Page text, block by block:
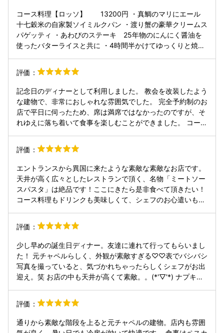
コース料理【ロッソ】 13200円 ・真鯛のマリにエール
十七穀米の自家製ソイミルクパン ・渡り蟹の豪華クリームス
パゲッティ ・あわびのステーキ 25年物のにんにく醤油を
使ったバターライスと共に ・4時間半かけてゆっくりと焼い
ンドの巾着焼き アイスクリーム添え ・コーヒー または、
紅茶 小町通りはとても賑やかでしたが、すこし小道を入った
場所なので、静かで隠れ家的な雰囲気です。 入り口を入ると
お庭があり、とても素敵な空間です。 チャペルを改装したお
店ですが、内装はリゾートのようで華やかですが落ち着いた
雰囲気のお店です。 ドレスコードはカジュアルフォーマルな
ので、普段よりもお洒落をして行きましたが、肩肘張らずに
利用させて頂いたので、贅沢にコース料理にしましたが、ラ
た、はじめてのコース料理プランと言うマナーを学びながら
食事を楽しめるプラン等もあるようです。 記念日ということ
だからか、誕生日プレートとの写真意外に、お店の前や入り
口で写真を撮って下さいました。利用した時間がたまたま自
分たちだけだってのですが、嬉しいです気使いに良い日を過
ごすことができました。
評価：
記念日のディナーとして利用しました。 教会を改装したよう
な建物で、非常におしゃれな雰囲気でした。 完全予約制のお
店で平日に伺ったため、席は満席ではなかったのですが、そ
れゆえに落ち着いて食事を楽しむことができました。 コース
パゲッティは絶品でした。 また、アニバーサリーケーキは見
た目も味もボリュームも素晴らしかったです。 記念日と事前
にお伝えしていたので、席だけでなく、店舗の外のおしゃれ
な空間でも写真を撮影してくださり、店主さんの気遣いも感
じました。 味はもちろんのこと、お店を営まれているご夫
婦？の接客が素晴らしく、鎌倉に行った際にはまた利用した
評価：
エントランスから異国に来たような素敵な素敵なお店です。
天井が高く広々としたレストランで頂く、名物「ミートソー
スパスタ」は絶品です！ここにきたら是非食べて頂きたい！
コース料理もドリンクも美味しくて、シェフのお心遣いも温
クアウトメニューもあるので、 パスタソースなど自宅でもこ
の味をたのしめるのが楽しみの一つです。 コース料理以外も
ある時も。 恋しくなるお店。また友人誘って行きます！
評価：
少し早めの誕生日ディナー。友達に連れて行ってもらいまし
た！ 元チャペルらしく、外観が素敵すぎる♡♡表でバシバシ
写真を撮っていると、気づかれちゃったらしくシェフがお出
迎え。笑 お店の中も天井が高くて素敵。。(*'▽'*) ナプキン
るらしく、終始貸切の付きっきり。なんて優雅な時間なの♡
予約してくれてたコース料理。 最初の前菜。すごくかわいい
し種類がすごい！ 「白レバーのムースブリュレ仕立て」はレ
バーなのにキャラメリゼしてあるので甘くて不思議な味。 そ
評価：
通りから素敵な階段を上ると元チャペルの建物。店内も雰囲